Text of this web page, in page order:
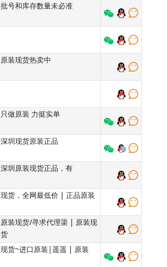
批号和库存数量未必准
原装现货热卖中
只做原装 力挺实单
深圳现货原装正品
深圳原装现货正品，有
现货，全网最低价 | 正品原装
原装现货/寻求代理渠 | 原装现
货
现货~进口原装|遥遥 | 原装